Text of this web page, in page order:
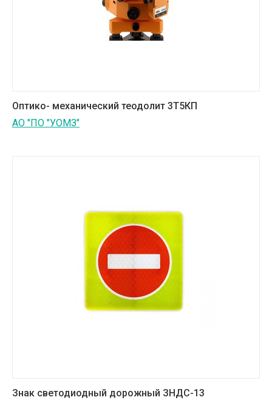
Оптико- механический теодолит 3Т5КП
АО "ПО "УОМЗ"
Знак светодиодный дорожный ЗНДС-13